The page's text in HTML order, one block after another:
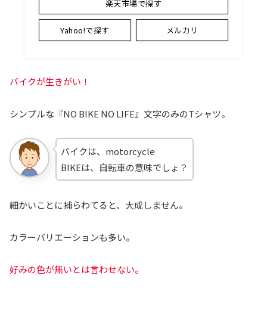
楽天市場で探す
Yahoo!で探す メルカリ
バイクが生きがい！
シンプルな『NO BIKE NO LIFE』文字のみのTシャツ。
バイクは、motorcycle
BIKEは、自転車の意味でしょ？
細かいことに捕らわてると、大成しません。
カラーバリエーションも多い。
好みの色が無いとは言わせない。